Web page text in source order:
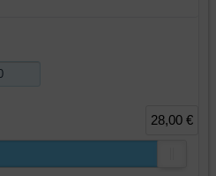
28,00 €